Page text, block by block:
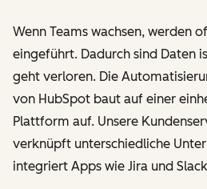
Wenn Teams wachsen, werden
eingeführt. Dadurch sind Daten
geht verloren. Die
von HubSpot baut auf einer
Plattform auf. Unsere
verknüpft unterschiedliche
integriert Apps wie Jira und